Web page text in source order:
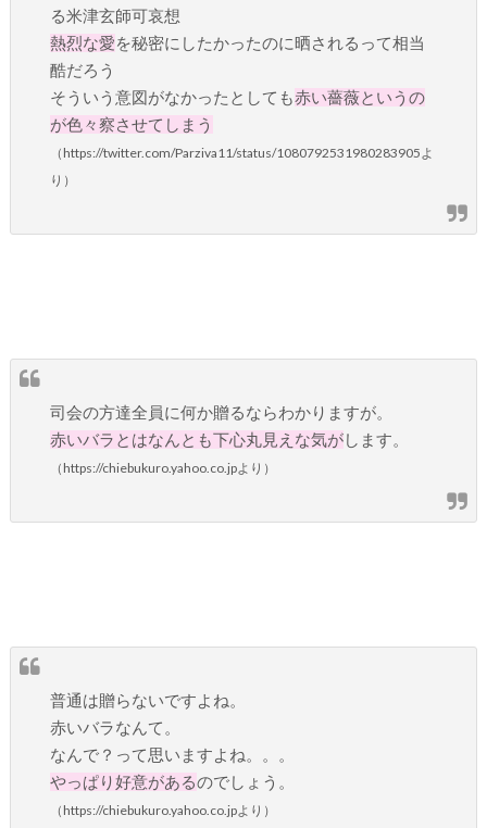
る米津玄師可哀想
熱烈な愛を秘密にしたかったのに晒されるって相当
酷だろう
そういう意図がなかったとしても赤い薔薇というの
が色々察させてしまう
（https://twitter.com/Parziva11/status/1080792531980283905よ
り）
司会の方達全員に何か贈るならわかりますが。
赤いバラとはなんとも下心丸見えな気がします。
（https://chiebukuro.yahoo.co.jpより）
普通は贈らないですよね。
赤いバラなんて。
なんで？って思いますよね。。。
やっぱり好意があるのでしょう。
（https://chiebukuro.yahoo.co.jpより）